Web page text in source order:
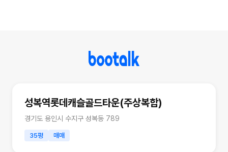
성복역롯데캐슬골드타운(주상복합)
경기도 용인시 수지구 성복동 789
35평 매매